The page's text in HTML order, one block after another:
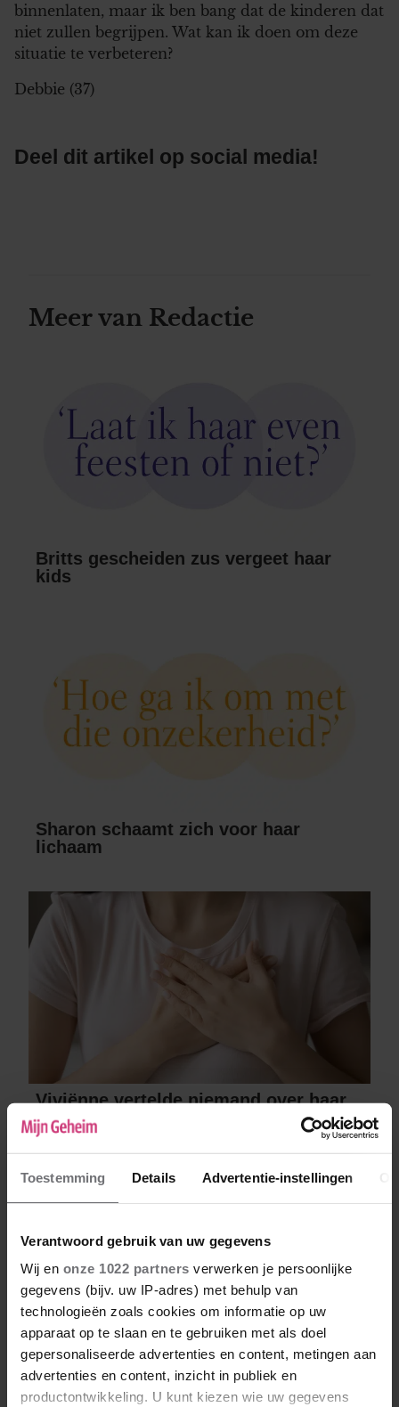
Toestemming Details Advertentie-instellingen
Verantwoord gebruik van uw gegevens
Wij en onze 1022 partners verwerken je persoonlijke
gegevens (bijv. uw IP-adres) met behulp van
technologieën zoals cookies om informatie op uw
apparaat op te slaan en te gebruiken met als doel
gepersonaliseerde advertenties en content, metingen aan
advertenties en content, inzicht in publiek en
productontwikkeling. U kunt kiezen wie uw gegevens
binnenlaten, maar ik ben bang dat de kinderen dat
niet zullen begrijpen. Wat kan ik doen om deze
situatie te verbeteren?
Debbie (37)
Deel dit artikel op social media!
Meer van Redactie
Britts gescheiden zus vergeet haar
kids
Sharon schaamt zich voor haar
lichaam
Viviënne vertelde niemand over haar
hartklachten
Geef een reactie
Je e-mailadres wordt niet gepubliceerd.
velden zijn gemarkeerd met*
Naam*
E-mail*
Deze zal niet gepubliceerd worden bij je reactie, maar kan